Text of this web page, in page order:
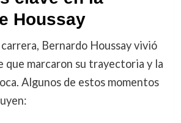
Houssay
Bernardo Houssay vivió
que marcaron su trayectoria y la
Algunos de estos momentos